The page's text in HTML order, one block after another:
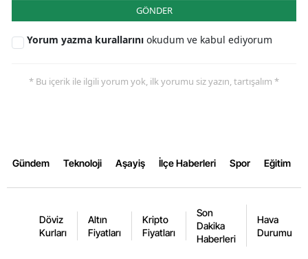
GÖNDER
Yorum yazma kurallarını okudum ve kabul ediyorum
* Bu içerik ile ilgili yorum yok, ilk yorumu siz yazın, tartışalım *
Gündem Teknoloji Aşayiş İlçe Haberleri Spor Eğitim
Döviz
Kurları
Altın
Fiyatları
Kripto
Fiyatları
Son
Dakika
Haberleri
Hava
Durumu